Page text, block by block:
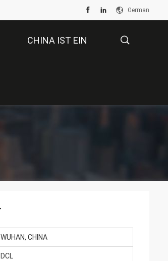
German
CHINA IST EIN
WUHAN, CHINA
DCL